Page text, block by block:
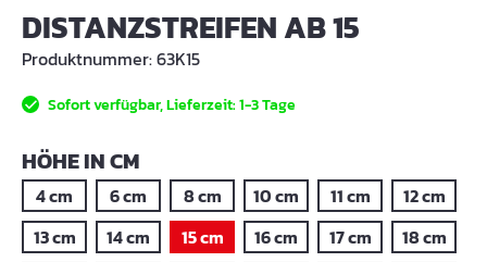
DISTANZSTREIFEN AB 15
Produktnummer:63K15
Sofort verfügbar, Lieferzeit: 1-3 Tage
HÖHE IN CMAUSWÄHLEN
4 cm 6 cm 8 cm 10 cm 11 cm
12 cm
13 cm
14 cm 15 cm 16 cm 17 cm
18 cm